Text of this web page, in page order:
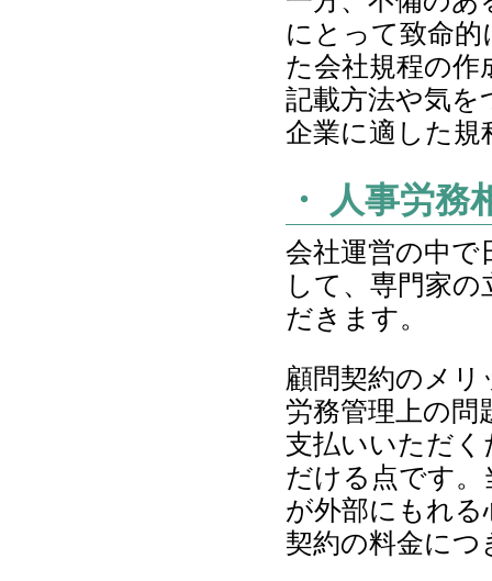
にとって致命
た会社規程の作
記載方法や気
企業に適した規
・ 人事労務
会社運営の中で
して、専門家
だきます。
顧問契約のメ
労務管理上の
支払いいただ
だける点です
が外部にもれ
契約の料金に